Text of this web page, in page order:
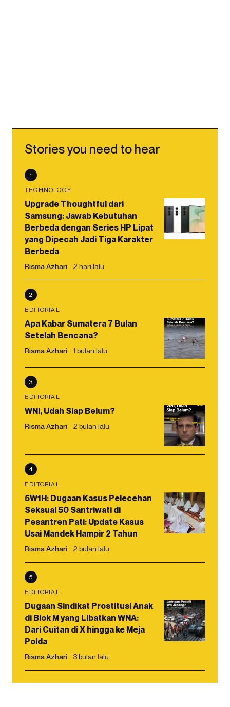
Stories you need to hear
1
TECHNOLOGY
Upgrade Thoughtful dari
Samsung: Jawab Kebutuhan
Berbeda dengan Series HP Lipat
yang Dipecah Jadi Tiga Karakter
Berbeda
Risma Azhari 2 hari lalu
2
EDITORIAL
Apa Kabar Sumatera 7 Bulan
Setelah Bencana?
Risma Azhari 1 bulan lalu
3
EDITORIAL
WNI, Udah Siap Belum?
Risma Azhari 2 bulan lalu
4
EDITORIAL
5W1H: Dugaan Kasus Pelecehan
Seksual 50 Santriwati di
Pesantren Pati: Update Kasus
Usai Mandek Hampir 2 Tahun
Risma Azhari 2 bulan lalu
5
EDITORIAL
Dugaan Sindikat Prostitusi Anak
di Blok M yang Libatkan WNA:
Dari Cuitan di X hingga ke Meja
Polda
Risma Azhari 3 bulan lalu